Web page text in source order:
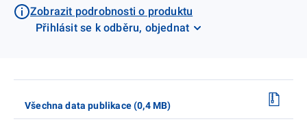
Zobrazit podrobnosti o produktu
Přihlásit se k odběru, objednat
Všechna data publikace (0,4 MB)